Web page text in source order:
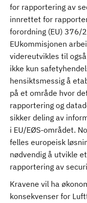
for rapportering av
innrettet for
forordning (EU) 376/
EUkommisjonen
videreutvikles til
ikke kun
hensiktsmessig å
på et område hvor
rapportering og
sikker deling av
i EU/EØS-området.
felles europeisk
nødvendig å utvikle
rapportering av
Kravene vil ha
konsekvenser for